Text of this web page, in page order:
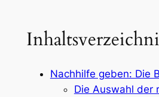
Nachhilfe geben: Die
Die Auswahl der